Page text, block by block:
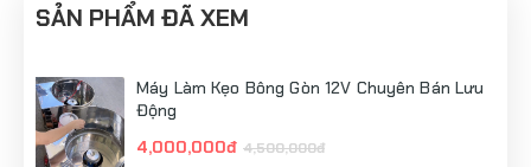
SẢN PHẨM ĐÃ XEM
Máy Làm Kẹo Bông Gòn 12V Chuyên Bán Lưu
Động
4,000,000đ 4,500,000đ